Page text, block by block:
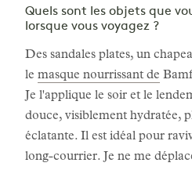
Quels sont les objets que
lorsque vous voyagez ?
Des sandales plates, un
le masque nourrissant de
Je l'applique le soir et le
douce, visiblement hydratée,
éclatante. Il est idéal pour
long-courrier. Je ne me